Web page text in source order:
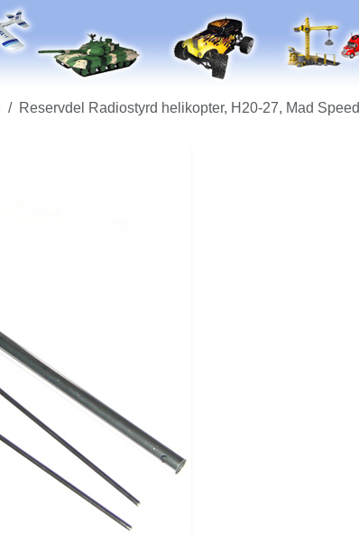
Reservdel Radiostyrd helikopter, H20-27, Mad Speed